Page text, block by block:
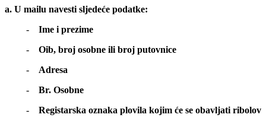
a. U mailu navesti sljedeće podatke:
-
Ime i prezime
-
Oib, broj osobne ili broj putovnice
-
Adresa
-
Br. Osobne
-
Registarska oznaka plovila kojim će se obavljati ribolov